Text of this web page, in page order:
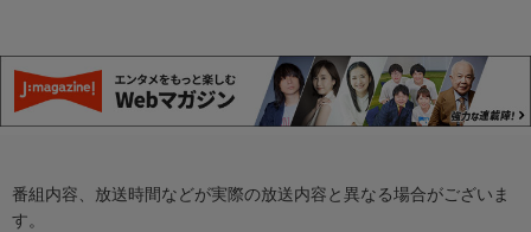
番組内容、放送時間などが実際の放送内容と異なる場合がございま
す。